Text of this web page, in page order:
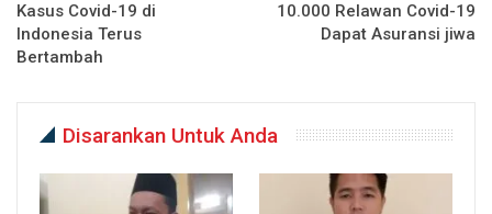
Kasus Covid-19 di
Indonesia Terus
Bertambah
10.000 Relawan Covid-19
Dapat Asuransi jiwa
Disarankan Untuk Anda